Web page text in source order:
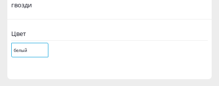
гвозди
Цвет
белый